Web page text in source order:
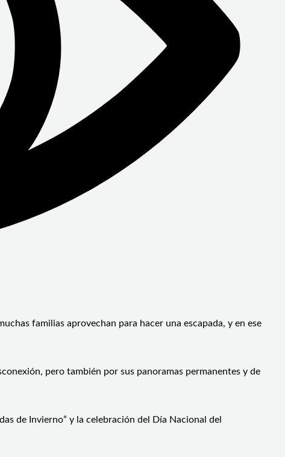
familias aprovechan para hacer una escapada, y en ese
pero también por sus panoramas permanentes y de
de Invierno” y la celebración del Día Nacional del